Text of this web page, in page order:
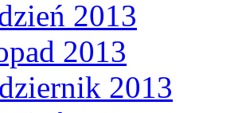
2013
2013
2013